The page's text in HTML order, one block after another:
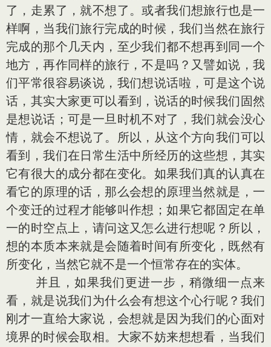
了，走累了，就不想了。或者我们想旅行也是一
样啊，当我们旅行完成的时候，我们当然在旅行
完成的那个几天内，至少我们都不想再到同一个
地方，再作同样的旅行，不是吗？又譬如说，我
们平常很容易谈说，我们想说话啦，可是这个说
话，其实大家更可以看到，说话的时候我们固然
是想说话；可是一旦时机不对了，我们就会没心
情，就会不想说了。所以，从这个方向我们可以
看到，我们在日常生活中所经历的这些想，其实
它有很大的成分都在变化。如果我们真的认真在
看它的原理的话，那么会想的原理当然就是，一
个变迁的过程才能够叫作想；如果它都固定在单
一的时空点上，请问这又怎么进行想呢？所以，
想的本质本来就是会随着时间有所变化，既然有
所变化，当然它就不是一个恒常存在的实体。
并且，如果我们更进一步，稍微细一点来
看，就是说我们为什么会有想这个心行呢？我们
刚才一直给大家说，会想就是因为我们的心面对
境界的时候会取相。大家不妨来想想看，当我们